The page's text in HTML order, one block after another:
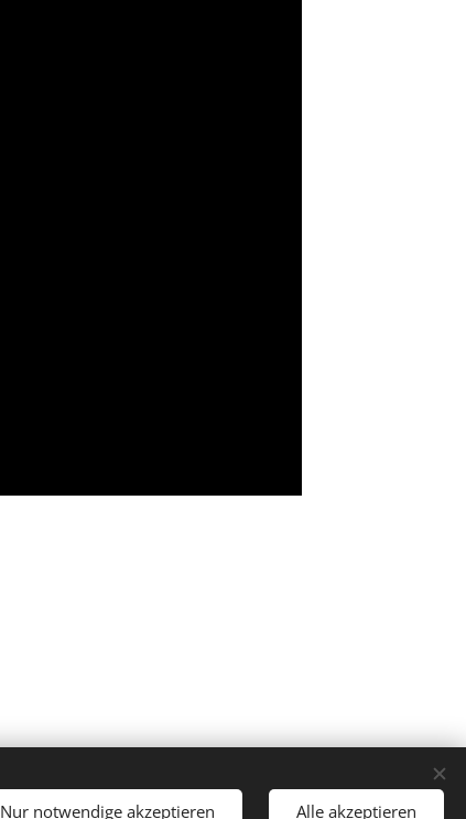
Nur notwendige akzeptieren Alle akzeptieren